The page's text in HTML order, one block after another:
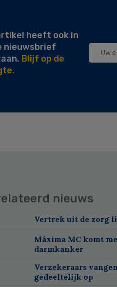
heeft ook in
nieuwsbrief
Blijf op de
nieuws
Vertrek uit de zorg
Máxima MC komt
darmkanker
Verzekeraars
gedeeltelijk op